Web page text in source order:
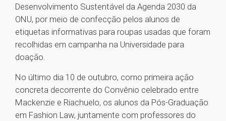
Desenvolvimento Sustentável da Agenda 2030 da
ONU, por meio de confecção pelos alunos de
etiquetas informativas para roupas usadas que foram
recolhidas em campanha na Universidade para
doação.
No último dia 10 de outubro, como primeira ação
concreta decorrente do Convênio celebrado entre
Mackenzie e Riachuelo, os alunos da Pós-Graduação
em Fashion Law, juntamente com professores do